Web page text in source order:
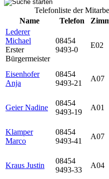
Telefonliste der
Name
Telefon
Lederer
Michael
Erster
Bürgermeister
08454
9493-0
E02
Eisenhofer
Anja
08454
9493-21
A07
Geier Nadine
08454
9493-19
A01
Klamper
Marco
08454
9493-41
A07
Kraus Justin
08454
9493-33
A04